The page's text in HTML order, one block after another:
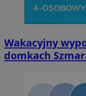
Wakacyjny
domkach